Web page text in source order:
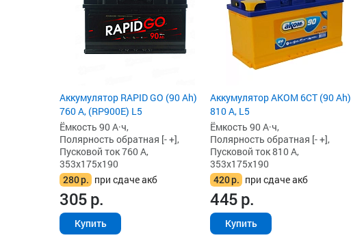
Аккумулятор RAPID GO (90 Ah)
760 А, (RP900E) L5
Ёмкость 90 А·ч,
Полярность обратная [- +],
Пусковой ток 760 А,
353x175x190
280р. при сдаче акб
305р.
Купить
Аккумулятор AKOM 6СТ (90 Ah)
810 А, L5
Ёмкость 90 А·ч,
Полярность обратная [- +],
Пусковой ток 810 А,
353x175x190
420р. при сдаче акб
445р.
Купить